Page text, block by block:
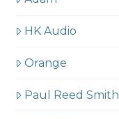
HK Audio
Orange
Paul Reed Smith